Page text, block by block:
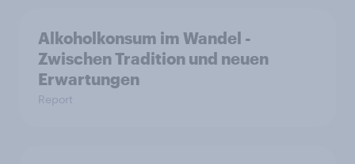
Alkoholkonsum im Wandel​ -
Zwischen Tradition und neuen
Erwartungen
Report